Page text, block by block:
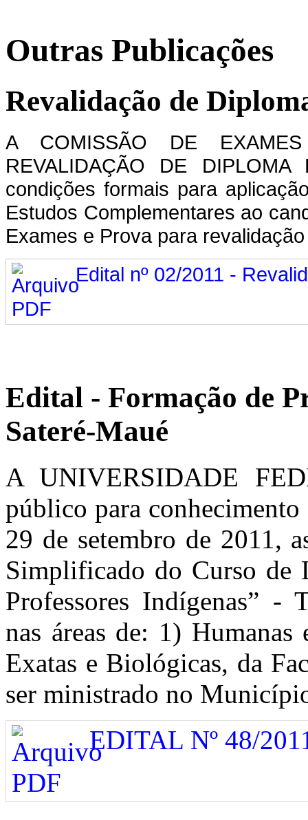
Outras Publicações
Revalidação de
A COMISSÃO DE
REVALIDAÇÃO DE
condições formais para
Estudos Complementares ao
Exames e Prova para
Edital nº 02/2011 -
Edital - Formação de
Sateré-Maué
A UNIVERSIDADE
público para
29 de setembro de 2011,
Simplificado do Curso de
Professores Indígenas” -
nas áreas de: 1)
Exatas e Biológicas, da
ser ministrado no
EDITAL Nº 48/